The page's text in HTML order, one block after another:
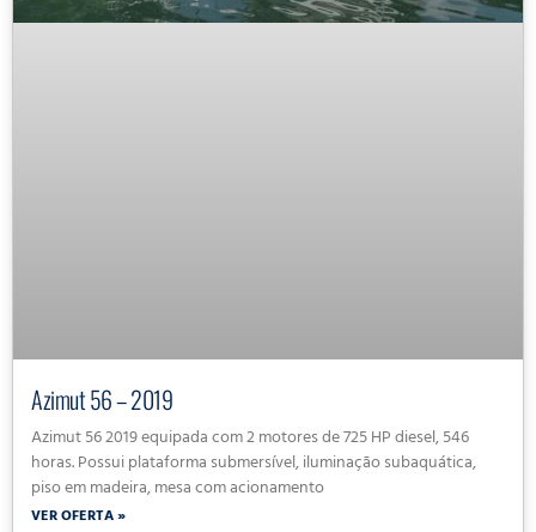
Azimut 56 – 2019
Azimut 56 2019 equipada com 2 motores de 725 HP diesel, 546
horas. Possui plataforma submersível, iluminação subaquática,
piso em madeira, mesa com acionamento
VER OFERTA »